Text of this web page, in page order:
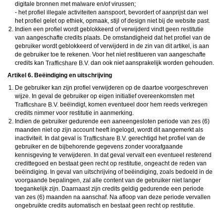
digitale bronnen met malware en/of virussen;
- het profiel illegale activiteiten aanspoort, bevordert of aanprijst dan wel
het profiel gelet op ethiek, opmaak, stijl of design niet bij de website past.
Indien een profiel wordt geblokkeerd of verwijderd vindt geen restitutie
van aangeschafte credits plaats. De omstandigheid dat het profiel van de
gebruiker wordt geblokkeerd of verwijderd in de zin van dit artikel, is aan
de gebruiker toe te rekenen. Voor het niet restitueren van aangeschafte
credits kan
dan ook niet aansprakelijk worden gehouden.
Artikel 6. Beëindiging en uitschrijving
De gebruiker kan zijn profiel verwijderen op de daartoe voorgeschreven
wijze. In geval de gebruiker op eigen initiatief overeenkomsten met
beëindigt, komen eventueel door hem reeds verkregen
credits nimmer voor restitutie in aanmerking.
Indien de gebruiker gedurende een aaneengesloten periode van zes (6)
maanden niet op zijn account heeft ingelogd, wordt dit aangemerkt als
inactiviteit. In dat geval is
gerechtigd het profiel van de
gebruiker en de bijbehorende gegevens zonder voorafgaande
kennisgeving te verwijderen. In dat geval vervalt een eventueel resterend
credittegoed en bestaat geen recht op restitutie, ongeacht de reden van
beëindiging. In geval van uitschrijving of beëindiging, zoals bedoeld in de
voorgaande bepalingen, zal alle content van de gebruiker niet langer
toegankelijk zijn. Daarnaast zijn credits geldig gedurende een periode
van zes (6) maanden na aanschaf. Na afloop van deze periode vervallen
ongebruikte credits automatisch en bestaat geen recht op restitutie.